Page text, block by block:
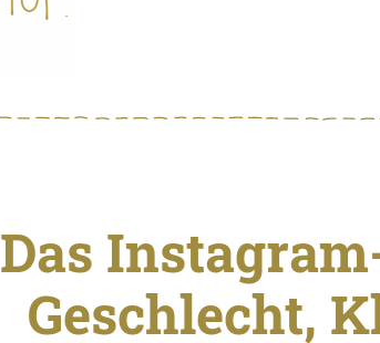
Das
Geschlecht,